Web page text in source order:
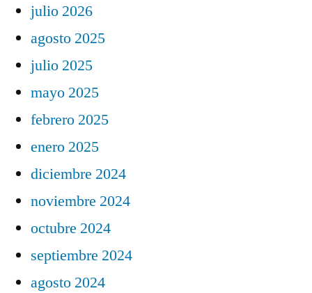
julio 2026
agosto 2025
julio 2025
mayo 2025
febrero 2025
enero 2025
diciembre 2024
noviembre 2024
octubre 2024
septiembre 2024
agosto 2024